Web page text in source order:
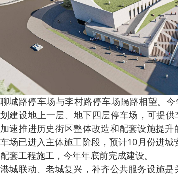
聊城路停车场与李村路停车场隔路相望。
划建设地上一层、地下四层停车场，可提
加速推进历史街区整体改造和配套设施提
车场已进入主体施工阶段，预计10月份进
配套工程施工，今年年底前完成建设。
港城联动、老城复兴，补齐公共服务设施